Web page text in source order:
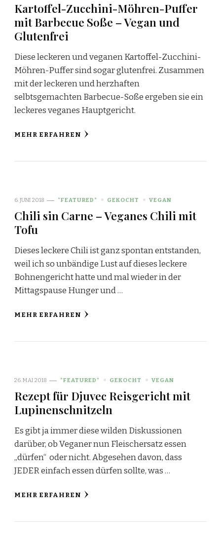
Kartoffel-Zucchini-Möhren-Puffer
mit Barbecue Soße – Vegan und
Glutenfrei
Diese leckeren und veganen Kartoffel-Zucchini-
Möhren-Puffer sind sogar glutenfrei. Zusammen
mit der leckeren und herzhaften
selbtsgemachten Barbecue-Soße ergeben sie ein
leckeres veganes Hauptgericht.
MEHR ERFAHREN
6. JUNI 2018 *FEATURED* GEKOCHT VEGAN
Chili sin Carne – Veganes Chili mit
Tofu
Dieses leckere Chili ist ganz spontan entstanden,
weil ich so unbändige Lust auf dieses leckere
Bohnengericht hatte und mal wieder in der
Mittagspause Hunger und …
MEHR ERFAHREN
26. MAI 2018 *FEATURED* GEKOCHT VEGAN
Rezept für Djuvec Reisgericht mit
Lupinenschnitzeln
Es gibt ja immer diese wilden Diskussionen
darüber, ob Veganer nun Fleischersatz essen
„dürfen“ oder nicht. Abgesehen davon, dass
JEDER einfach essen dürfen sollte, was …
MEHR ERFAHREN